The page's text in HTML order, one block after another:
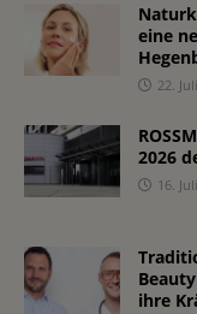
eine
22.
2026
16.
ihre